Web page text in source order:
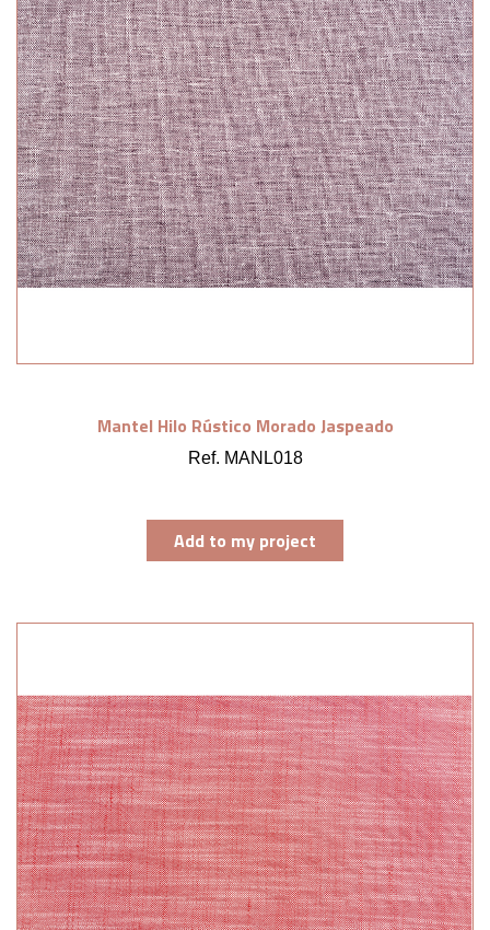
Mantel Hilo Rústico Morado Jaspeado
Ref. MANL018
Add to my project